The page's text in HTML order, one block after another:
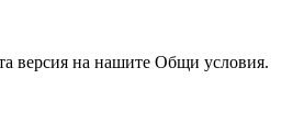
версия на нашите Общи условия.